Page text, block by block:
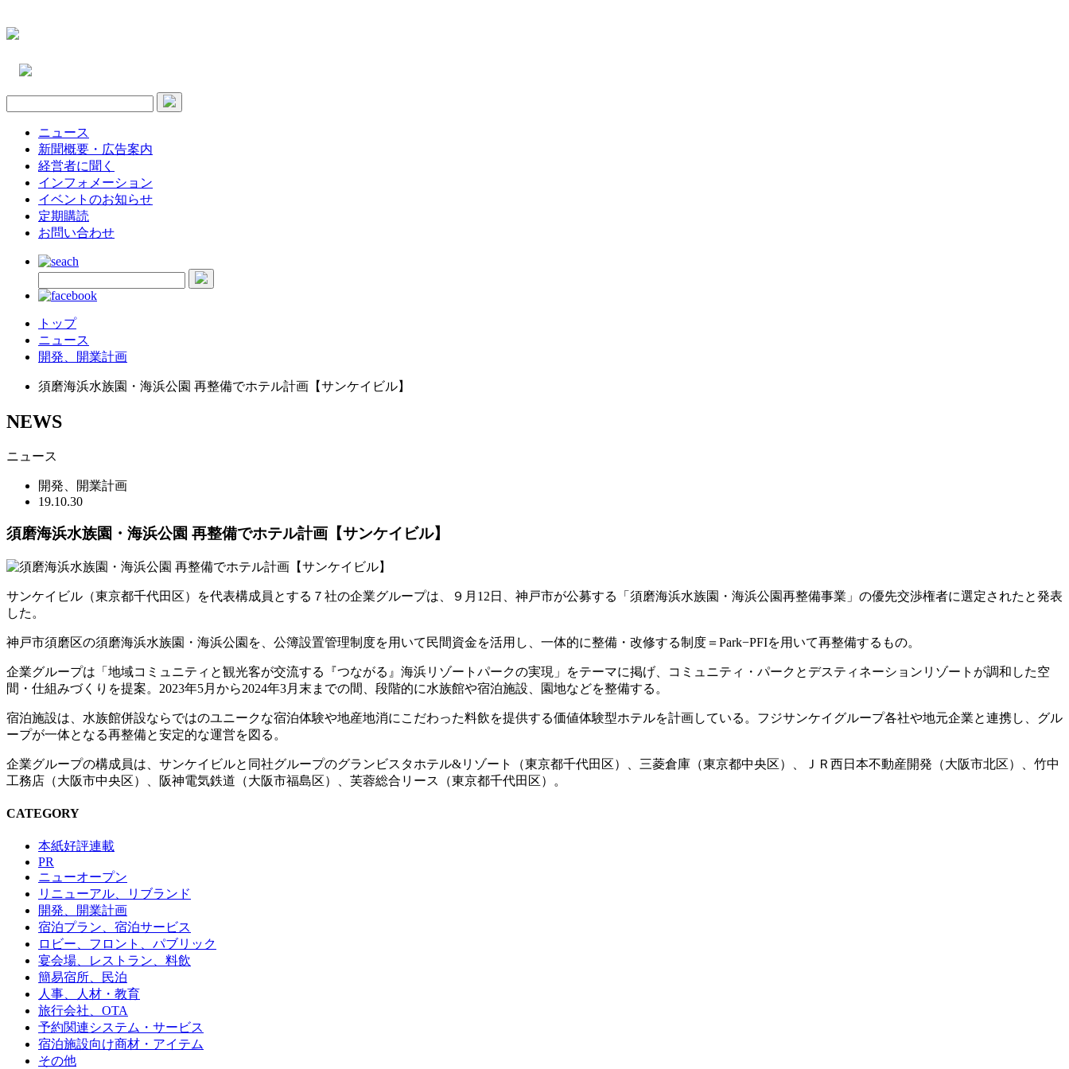
ニュース
新聞概要・広告案内
経営者に聞く
インフォメーション
イベントのお知らせ
定期購読
お問い合わせ
トップ
ニュース
開発、開業計画
須磨海浜水族園・海浜公園 再整備でホテル計画【サンケイビル】
NEWS
ニュース
開発、開業計画
19.10.30
須磨海浜水族園・海浜公園 再整備でホテル計画【サンケイビル】
サンケイビル（東京都千代田区）を代表構成員とする７社の企業グループは、９月12日、神戸市が公募する「須磨海浜水族園・海浜公園再整備事業」の優先交渉権者に選定されたと発表
した。
神戸市須磨区の須磨海浜水族園・海浜公園を、公簿設置管理制度を用いて民間資金を活用し、一体的に整備・改修する制度＝Park−PFIを用いて再整備するもの。
企業グループは「地域コミュニティと観光客が交流する『つながる』海浜リゾートパークの実現」をテーマに掲げ、コミュニティ・パークとデスティネーションリゾートが調和した空
間・仕組みづくりを提案。2023年5月から2024年3月末までの間、段階的に水族館や宿泊施設、園地などを整備する。
宿泊施設は、水族館併設ならではのユニークな宿泊体験や地産地消にこだわった料飲を提供する価値体験型ホテルを計画している。フジサンケイグループ各社や地元企業と連携し、グル
ープが一体となる再整備と安定的な運営を図る。
企業グループの構成員は、サンケイビルと同社グループのグランビスタホテル&リゾート（東京都千代田区）、三菱倉庫（東京都中央区）、ＪＲ西日本不動産開発（大阪市北区）、竹中
工務店（大阪市中央区）、阪神電気鉄道（大阪市福島区）、芙蓉総合リース（東京都千代田区）。
CATEGORY
本紙好評連載
PR
ニューオープン
リニューアル、リブランド
開発、開業計画
宿泊プラン、宿泊サービス
ロビー、フロント、パブリック
宴会場、レストラン、料飲
簡易宿所、民泊
人事、人材・教育
旅行会社、OTA
予約関連システム・サービス
宿泊施設向け商材・アイテム
その他